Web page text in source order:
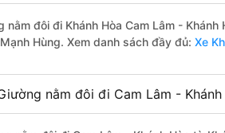
nằm đôi đi Khánh Hòa Cam Lâm -
Hùng. Xem danh sách đầy đủ: Xe
nằm đôi đi Cam Lâm -